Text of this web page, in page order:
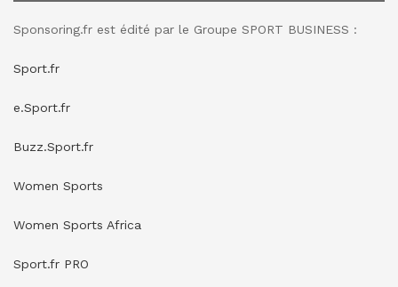
Sponsoring.fr est édité par le Groupe SPORT BUSINESS :
Sport.fr
e.Sport.fr
Buzz.Sport.fr
Women Sports
Women Sports Africa
Sport.fr PRO